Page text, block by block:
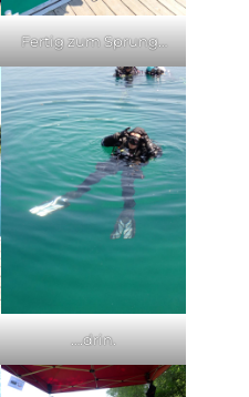
Fertig zum Sprung…
….drin.